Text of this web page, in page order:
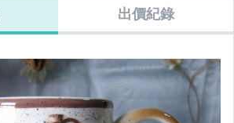
出價紀錄